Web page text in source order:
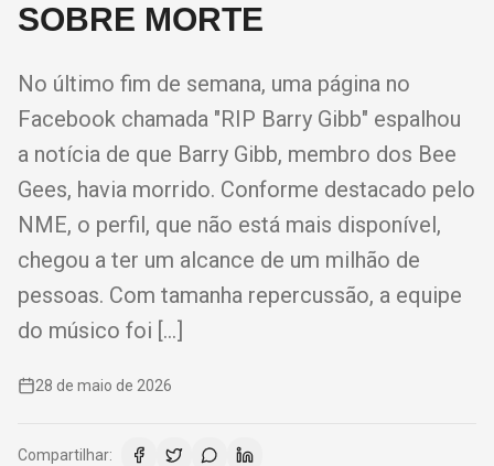
SOBRE MORTE
No último fim de semana, uma página no
Facebook chamada "RIP Barry Gibb" espalhou
a notícia de que Barry Gibb, membro dos Bee
Gees, havia morrido. Conforme destacado pelo
NME, o perfil, que não está mais disponível,
chegou a ter um alcance de um milhão de
pessoas. Com tamanha repercussão, a equipe
do músico foi […]
28 de maio de 2026
Compartilhar: